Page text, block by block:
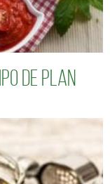
de plan